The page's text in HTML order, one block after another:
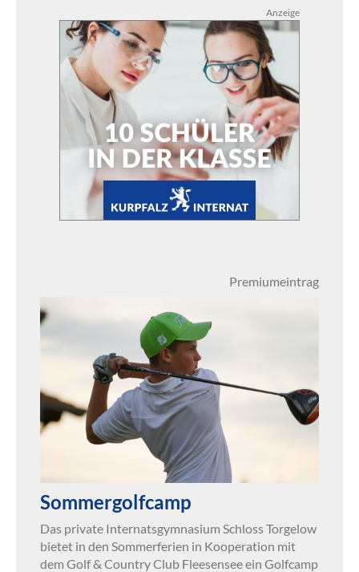
Anzeige
Premiumeintrag
Sommergolfcamp
Das private Internatsgymnasium Schloss Torgelow
bietet in den Sommerferien in Kooperation mit
dem Golf & Country Club Fleesensee ein Golfcamp